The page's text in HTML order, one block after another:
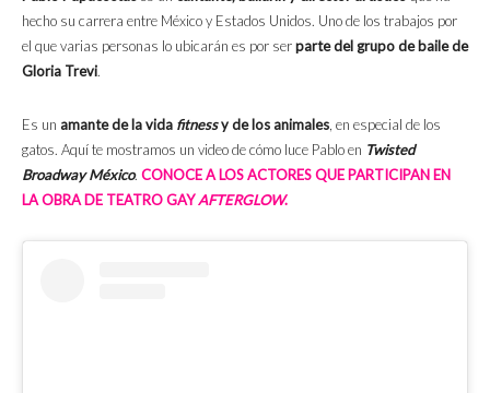
hecho su carrera entre México y Estados Unidos. Uno de los trabajos por
el que varias personas lo ubicarán es por serparte del grupo de baile de
Gloria Trevi.
Es un amante de la vida fitnessy de los animales, en especial de los
gatos. Aquí te mostramos un video de cómo luce Pablo en Twisted
Broadway México. CONOCE A LOS ACTORES QUE PARTICIPAN EN
LA OBRA DE TEATRO GAYAFTERGLOW.